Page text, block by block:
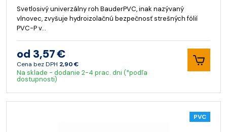
Svetlosivý univerzálny roh BauderPVC, inak nazývaný
vlnovec, zvyšuje hydroizolačnú bezpečnosť strešných fólií
PVC-P v…
od 3,57 €
Cena bez DPH 2,90 €
Na sklade - dodanie 2-4 prac. dni (*podľa
dostupnosti)
PVC